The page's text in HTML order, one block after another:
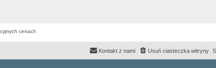
Usuń ciasteczka witryny
Kontakt z nami